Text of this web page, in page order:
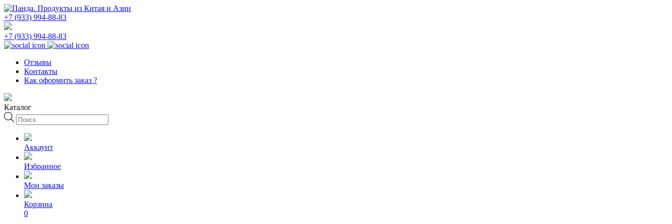
+7 (933) 994-88-83
+7 (933) 994-88-83
Отзывы
Контакты
Как оформить заказ ?
Каталог
Поиск
товаров
Аккаунт
Избранное
Мои заказы
Корзина
0